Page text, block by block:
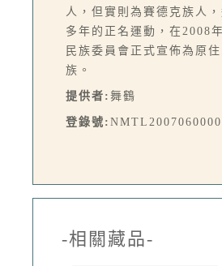
人，但實則為賽德克族人
多年的正名運動，在2008
民族委員會正式宣佈為原
族。
提供者: 舞鶴
登錄號:
-相關藏品-